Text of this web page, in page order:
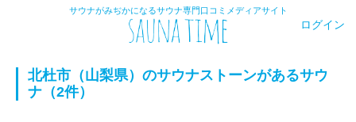
サウナがみぢかになるサウナ専門口コミメディアサイト
ログイン
北杜市（山梨県）のサウナストーンがあるサウ
ナ（2件）